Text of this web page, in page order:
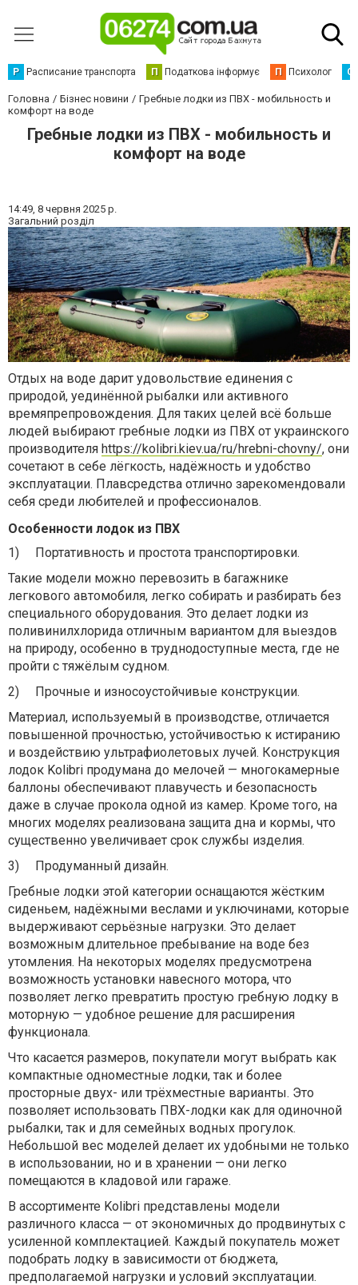
Р Расписание транспорта П Податкова інформує П Психолог С
Головна Бізнес новини
Гребные лодки из ПВХ - мобильность и
комфорт на воде
Гребные лодки из ПВХ - мобильность и
комфорт на воде
14:49, 8 червня 2025 р.
Загальний розділ
Отдых на воде дарит удовольствие единения с
природой, уединённой рыбалки или активного
времяпрепровождения. Для таких целей всё больше
людей выбирают гребные лодки из ПВХ от украинского
производителя https://kolibri.kiev.ua/ru/hrebni-chovny/, они
сочетают в себе лёгкость, надёжность и удобство
эксплуатации. Плавсредства отлично зарекомендовали
себя среди любителей и профессионалов.
Особенности лодок из ПВХ
1)
Портативность и простота транспортировки.
Такие модели можно перевозить в багажнике
легкового автомобиля, легко собирать и разбирать без
специального оборудования. Это делает лодки из
поливинилхлорида отличным вариантом для выездов
на природу, особенно в труднодоступные места, где не
пройти с тяжёлым судном.
2)
Прочные и износоустойчивые конструкции.
Материал, используемый в производстве, отличается
повышенной прочностью, устойчивостью к истиранию
и воздействию ультрафиолетовых лучей. Конструкция
лодок Kolibri продумана до мелочей — многокамерные
баллоны обеспечивают плавучесть и безопасность
даже в случае прокола одной из камер. Кроме того, на
многих моделях реализована защита дна и кормы, что
существенно увеличивает срок службы изделия.
3)
Продуманный дизайн.
Гребные лодки этой категории оснащаются жёстким
сиденьем, надёжными веслами и уключинами, которые
выдерживают серьёзные нагрузки. Это делает
возможным длительное пребывание на воде без
утомления. На некоторых моделях предусмотрена
возможность установки навесного мотора, что
позволяет легко превратить простую гребную лодку в
моторную — удобное решение для расширения
функционала.
Что касается размеров, покупатели могут выбрать как
компактные одноместные лодки, так и более
просторные двух- или трёхместные варианты. Это
позволяет использовать ПВХ-лодки как для одиночной
рыбалки, так и для семейных водных прогулок.
Небольшой вес моделей делает их удобными не только
в использовании, но и в хранении — они легко
помещаются в кладовой или гараже.
В ассортименте Kolibri представлены модели
различного класса — от экономичных до продвинутых с
усиленной комплектацией. Каждый покупатель может
подобрать лодку в зависимости от бюджета,
предполагаемой нагрузки и условий эксплуатации.